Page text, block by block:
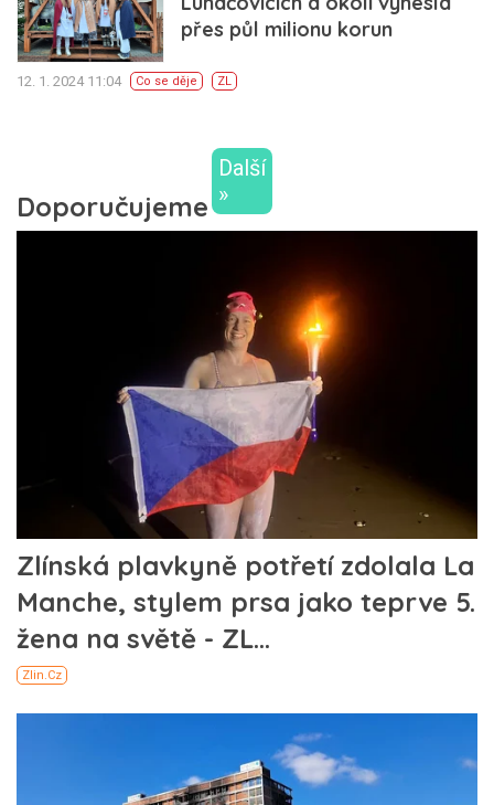
přes půl milionu korun
12. 1. 2024 11:04 Co se děje ZL
Další
»